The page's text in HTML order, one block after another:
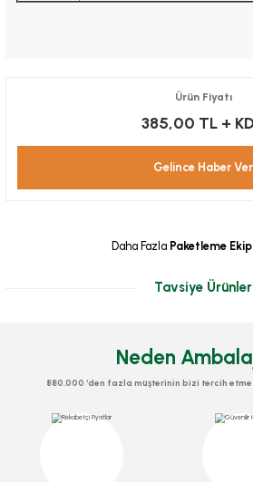
Ürün Fiyatı
385,00 TL +
Gelince Haber Ver
Daha Fazla Paketleme
Tavsiye Ürünler
Neden
880.000 ‘den fazla müşterinin bizi tercih